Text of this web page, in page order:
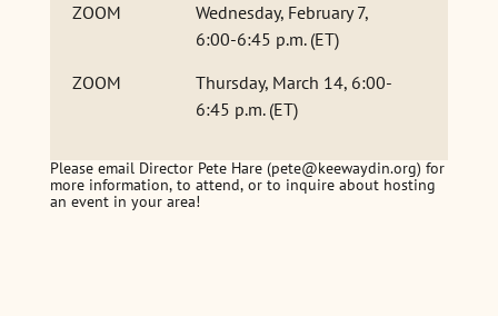
ZOOM
Wednesday, February 7,
6:00-6:45 p.m. (ET)
ZOOM
Thursday, March 14, 6:00-
6:45 p.m. (ET)
Please email Director Pete Hare (pete@keewaydin.org) for
more information, to attend, or to inquire about hosting
an event in your area!